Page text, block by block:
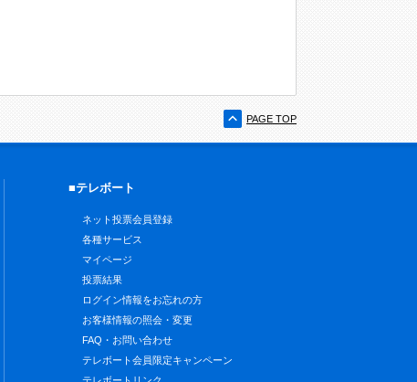
PAGE TOP
■テレボート
ネット投票会員登録
各種サービス
マイページ
投票結果
ログイン情報をお忘れの方
お客様情報の照会・変更
FAQ・お問い合わせ
テレボート会員限定キャンペーン